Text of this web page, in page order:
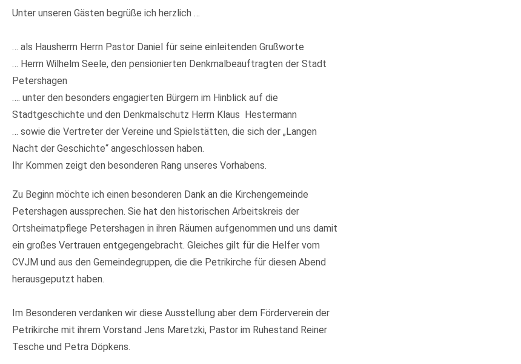
Unter unseren Gästen begrüße ich herzlich …
… als Hausherrn Herrn Pastor Daniel für seine einleitenden Grußworte
… Herrn Wilhelm Seele, den pensionierten Denkmalbeauftragten der Stadt
Petershagen
…. unter den besonders engagierten Bürgern im Hinblick auf die
Stadtgeschichte und den Denkmalschutz Herrn Klaus Hestermann
… sowie die Vertreter der Vereine und Spielstätten, die sich der „Langen
Nacht der Geschichte“ angeschlossen haben.
Ihr Kommen zeigt den besonderen Rang unseres Vorhabens.
Zu Beginn möchte ich einen besonderen Dank an die Kirchengemeinde
Petershagen aussprechen. Sie hat den historischen Arbeitskreis der
Ortsheimatpflege Petershagen in ihren Räumen aufgenommen und uns damit
ein großes Vertrauen entgegengebracht. Gleiches gilt für die Helfer vom
CVJM und aus den Gemeindegruppen, die die Petrikirche für diesen Abend
herausgeputzt haben.
Im Besonderen verdanken wir diese Ausstellung aber dem Förderverein der
Petrikirche mit ihrem Vorstand Jens Maretzki, Pastor im Ruhestand Reiner
Tesche und Petra Döpkens.